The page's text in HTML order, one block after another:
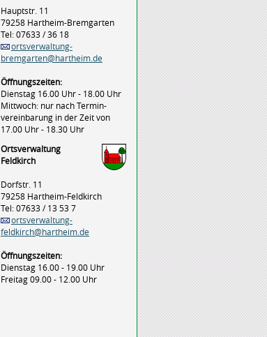
Hauptstr. 11
79258 Hartheim-Bremgarten
Tel: 07633 / 36 18
ortsverwaltung-
bremgarten@hartheim.de
Öffnungszeiten:
Dienstag 16.00 Uhr - 18.00 Uhr
Mittwoch: nur nach Termin-
vereinbarung in der Zeit von
17.00 Uhr - 18.30 Uhr
Ortsverwaltung
Feldkirch
Dorfstr. 11
79258 Hartheim-Feldkirch
Tel: 07633 / 13 53 7
ortsverwaltung-
feldkirch@hartheim.de
Öffnungszeiten:
Dienstag 16.00 - 19.00 Uhr
Freitag 09.00 - 12.00 Uhr